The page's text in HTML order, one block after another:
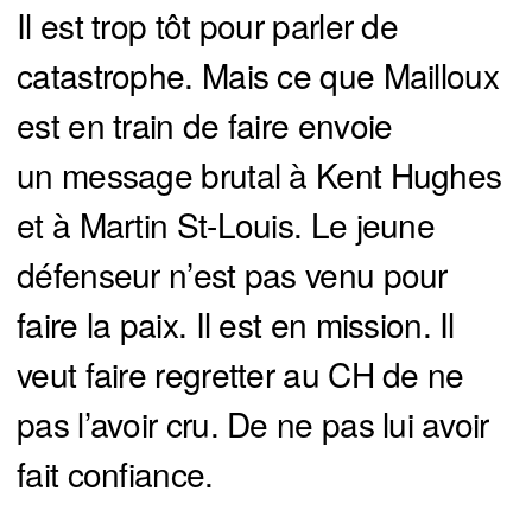
Il est trop tôt pour parler de
catastrophe. Mais ce que Mailloux
est en train de faire envoie
un message brutal à Kent Hughes
et à Martin St-Louis. Le jeune
défenseur n’est pas venu pour
faire la paix. Il est en mission. Il
veut faire regretter au CH de ne
pas l’avoir cru. De ne pas lui avoir
fait confiance.